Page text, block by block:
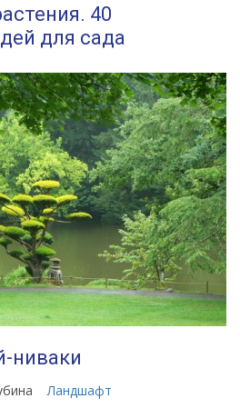
40
для сада
ниваки
Ландшафт